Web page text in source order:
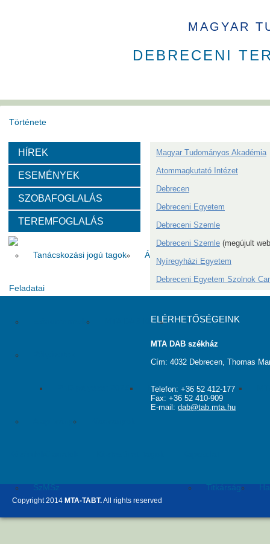
MAGYAR
DEBRECENI
Története
Székház
Szervezeti felépítése
Választott vezetők Akadémikusok Nem akadémikus
Tanácskozási jogú tagok Állandó meghívottak
Feladatai
MTA DAB Klub Vendégszobák
Kiadvány pályázat 2026
SzMSz Titkárság
HÍREK
ESEMÉNYEK
SZOBAFOGLALÁS
TEREMFOGLALÁS
Magyar Tudományos Akadémia
Atommagkutató Intézet
Debrecen
Debreceni Egyetem
Debreceni Szemle
Debreceni Szemle (megújult
Nyíregyházi Egyetem
Debreceni Egyetem Szolnok
ELÉRHETŐSÉGEINK
MTA DAB székház
Cím: 4032 Debrecen, Thomas
Telefon: +36 52 412-177
Fax: +36 52 410-909
E-mail: dab@tab.mta.hu
Copyright 2014 MTA-TABT.All rights reserved